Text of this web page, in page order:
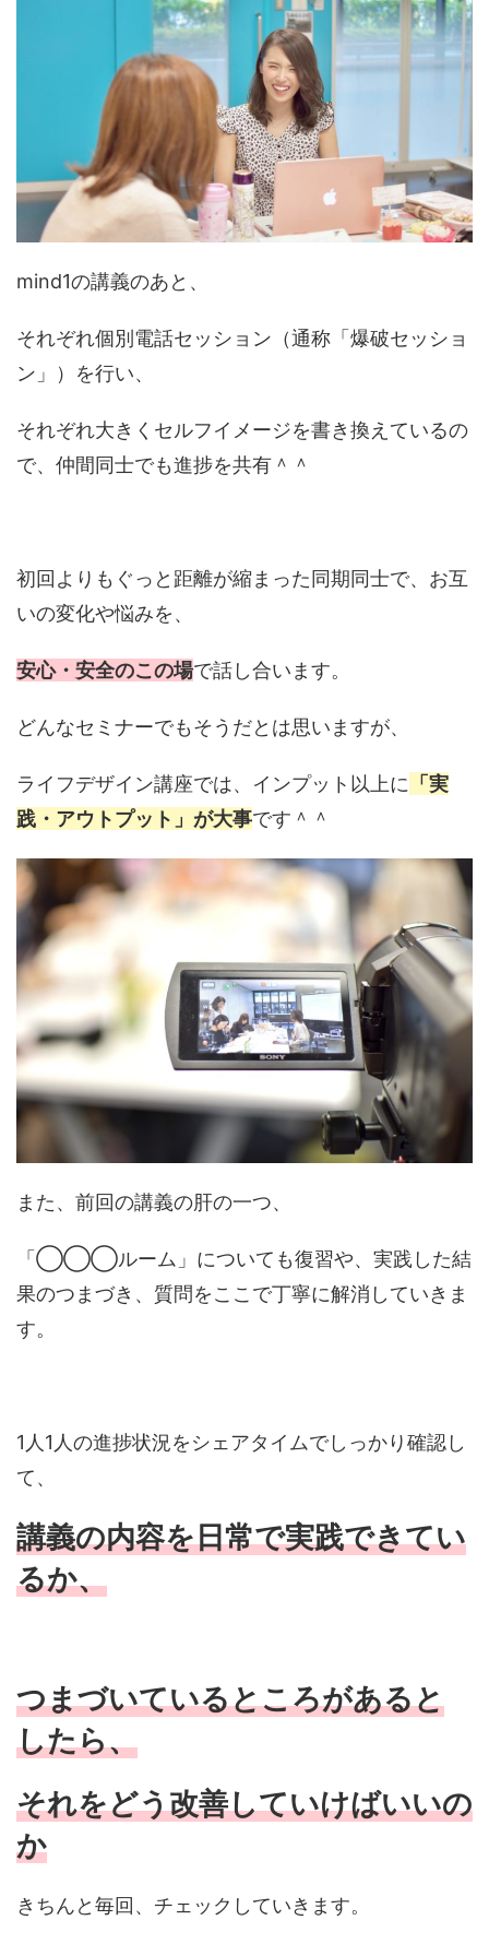
mind1の講義のあと、
それぞれ個別電話セッション（通称「爆破セッショ
ン」）を行い、
それぞれ大きくセルフイメージを書き換えているの
で、仲間同士でも進捗を共有＾＾
初回よりもぐっと距離が縮まった同期同士で、お互
いの変化や悩みを、
安心・安全のこの場で話し合います。
どんなセミナーでもそうだとは思いますが、
ライフデザイン講座では、インプット以上に 「実
践・アウトプット」が大事です＾＾
また、前回の講義の肝の一つ、
「◯◯◯ルーム」についても復習や、実践した結
果のつまづき、質問をここで丁寧に解消していきま
す。
1人1人の進捗状況をシェアタイムでしっかり確認し
て、
講義の内容を日常で実践できてい
るか、
つまづいているところがあると
したら、
それをどう改善していけばいいの
か
きちんと毎回、チェックしていきます。